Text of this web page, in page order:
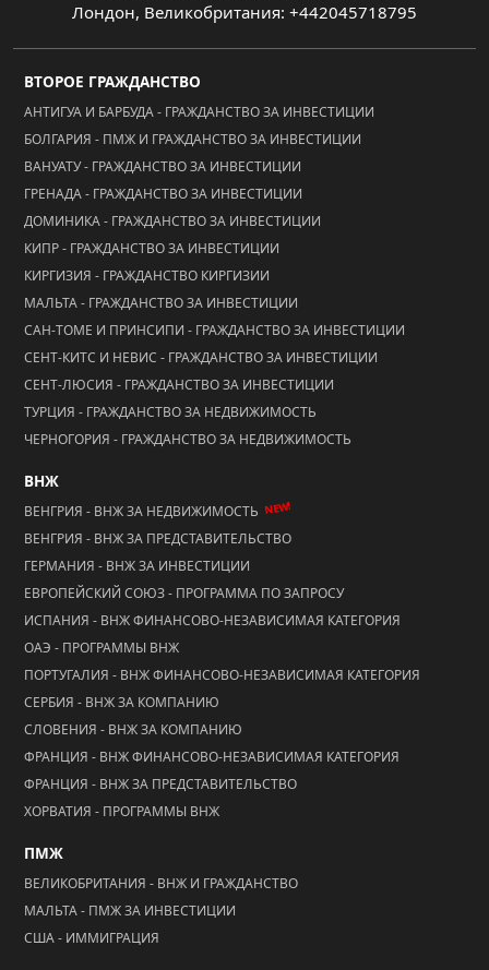
Лондон, Великобритания: +442045718795
ВТОРОЕ ГРАЖДАНСТВО
АНТИГУА И БАРБУДА - ГРАЖДАНСТВО ЗА ИНВЕСТИЦИИ
БОЛГАРИЯ - ПМЖ И ГРАЖДАНСТВО ЗА ИНВЕСТИЦИИ
ВАНУАТУ - ГРАЖДАНСТВО ЗА ИНВЕСТИЦИИ
ГРЕНАДА - ГРАЖДАНСТВО ЗА ИНВЕСТИЦИИ
ДОМИНИКА - ГРАЖДАНСТВО ЗА ИНВЕСТИЦИИ
КИПР - ГРАЖДАНСТВО ЗА ИНВЕСТИЦИИ
КИРГИЗИЯ - ГРАЖДАНСТВО КИРГИЗИИ
МАЛЬТА - ГРАЖДАНСТВО ЗА ИНВЕСТИЦИИ
САН-ТОМЕ И ПРИНСИПИ - ГРАЖДАНСТВО ЗА ИНВЕСТИЦИИ
СЕНТ-КИТС И НЕВИС - ГРАЖДАНСТВО ЗА ИНВЕСТИЦИИ
СЕНТ-ЛЮСИЯ - ГРАЖДАНСТВО ЗА ИНВЕСТИЦИИ
ТУРЦИЯ - ГРАЖДАНСТВО ЗА НЕДВИЖИМОСТЬ
ЧЕРНОГОРИЯ - ГРАЖДАНСТВО ЗА НЕДВИЖИМОСТЬ
ВНЖ
ВЕНГРИЯ - ВНЖ ЗА НЕДВИЖИМОСТЬ NEW!
ВЕНГРИЯ - ВНЖ ЗА ПРЕДСТАВИТЕЛЬСТВО
ГЕРМАНИЯ - ВНЖ ЗА ИНВЕСТИЦИИ
ЕВРОПЕЙСКИЙ СОЮЗ - ПРОГРАММА ПО ЗАПРОСУ
ИСПАНИЯ - ВНЖ ФИНАНСОВО-НЕЗАВИСИМАЯ КАТЕГОРИЯ
ОАЭ - ПРОГРАММЫ ВНЖ
ПОРТУГАЛИЯ - ВНЖ ФИНАНСОВО-НЕЗАВИСИМАЯ КАТЕГОРИЯ
СЕРБИЯ - ВНЖ ЗА КОМПАНИЮ
СЛОВЕНИЯ - ВНЖ ЗА КОМПАНИЮ
ФРАНЦИЯ - ВНЖ ФИНАНСОВО-НЕЗАВИСИМАЯ КАТЕГОРИЯ
ФРАНЦИЯ - ВНЖ ЗА ПРЕДСТАВИТЕЛЬСТВО
ХОРВАТИЯ - ПРОГРАММЫ ВНЖ
ПМЖ
ВЕЛИКОБРИТАНИЯ - ВНЖ И ГРАЖДАНСТВО
МАЛЬТА - ПМЖ ЗА ИНВЕСТИЦИИ
США - ИММИГРАЦИЯ